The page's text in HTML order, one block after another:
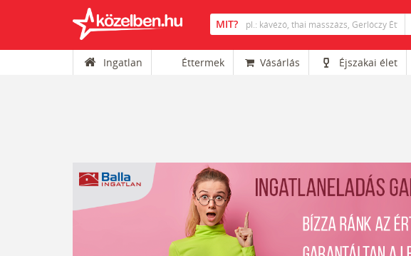
Ingatlan Éttermek Vásárlás Éjszakai élet